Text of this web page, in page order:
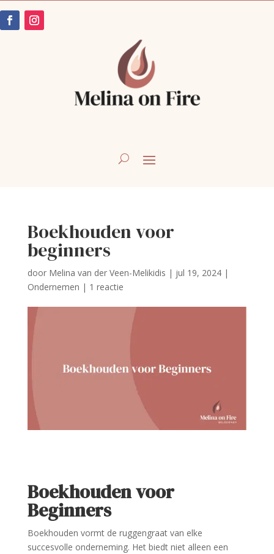
Boekhouden voor
beginners
door Melina van der Veen-Melikidis | jul 19, 2024|
Ondernemen | 1 reactie
Boekhouden voor
Beginners
Boekhouden vormt de ruggengraat van elke
succesvolle onderneming. Het biedt niet alleen een